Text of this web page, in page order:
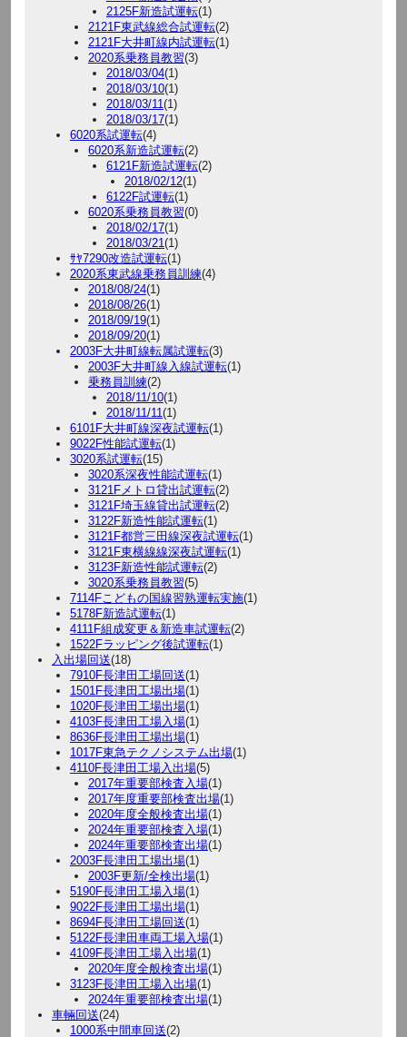
2125F新造試運転(1)
2121F東武線総合試運転(2)
2121F大井町線内試運転(1)
2020系乗務員教習(3)
2018/03/04(1)
2018/03/10(1)
2018/03/11(1)
2018/03/17(1)
6020系試運転(4)
6020系新造試運転(2)
6121F新造試運転(2)
2018/02/12(1)
6122F試運転(1)
6020系乗務員教習(0)
2018/02/17(1)
2018/03/21(1)
ｻﾔ7290改造試運転(1)
2020系東武線乗務員訓練(4)
2018/08/24(1)
2018/08/26(1)
2018/09/19(1)
2018/09/20(1)
2003F大井町線転属試運転(3)
2003F大井町線入線試運転(1)
乗務員訓練(2)
2018/11/10(1)
2018/11/11(1)
6101F大井町線深夜試運転(1)
9022F性能試運転(1)
3020系試運転(15)
3020系深夜性能試運転(1)
3121Fメトロ貸出試運転(2)
3121F埼玉線貸出試運転(2)
3122F新造性能試運転(1)
3121F都営三田線深夜試運転(1)
3121F東横線線深夜試運転(1)
3123F新造性能試運転(2)
3020系乗務員教習(5)
7114Fこどもの国線習熟運転実施(1)
5178F新造試運転(1)
4111F組成変更＆新造車試運転(2)
1522Fラッピング後試運転(1)
入出場回送(18)
7910F長津田工場回送(1)
1501F長津田工場出場(1)
1020F長津田工場出場(1)
4103F長津田工場入場(1)
8636F長津田工場出場(1)
1017F東急テクノシステム出場(1)
4110F長津田工場入出場(5)
2017年重要部検査入場(1)
2017年度重要部検査出場(1)
2020年度全般検査出場(1)
2024年重要部検査入場(1)
2024年重要部検査出場(1)
2003F長津田工場出場(1)
2003F更新/全検出場(1)
5190F長津田工場入場(1)
9022F長津田工場出場(1)
8694F長津田工場回送(1)
5122F長津田車両工場入場(1)
4109F長津田工場入出場(1)
2020年度全般検査出場(1)
3123F長津田工場入出場(1)
2024年重要部検査出場(1)
車輛回送(24)
1000系中間車回送(2)